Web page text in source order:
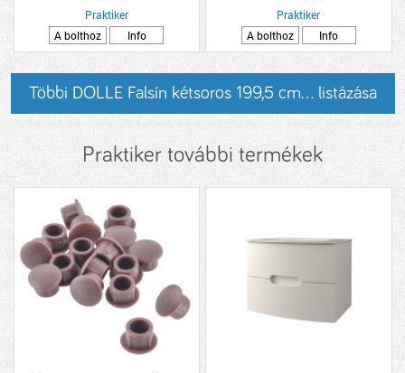
Praktiker
A bolthoz
Info
Praktiker
A bolthoz
Info
Többi DOLLE Falsín kétsoros 199,5 cm... listázása
Praktiker további termékek